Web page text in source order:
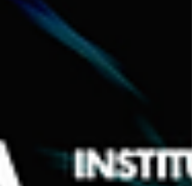
observar su rostro en reposo: sin sonrisa,
sin expresión